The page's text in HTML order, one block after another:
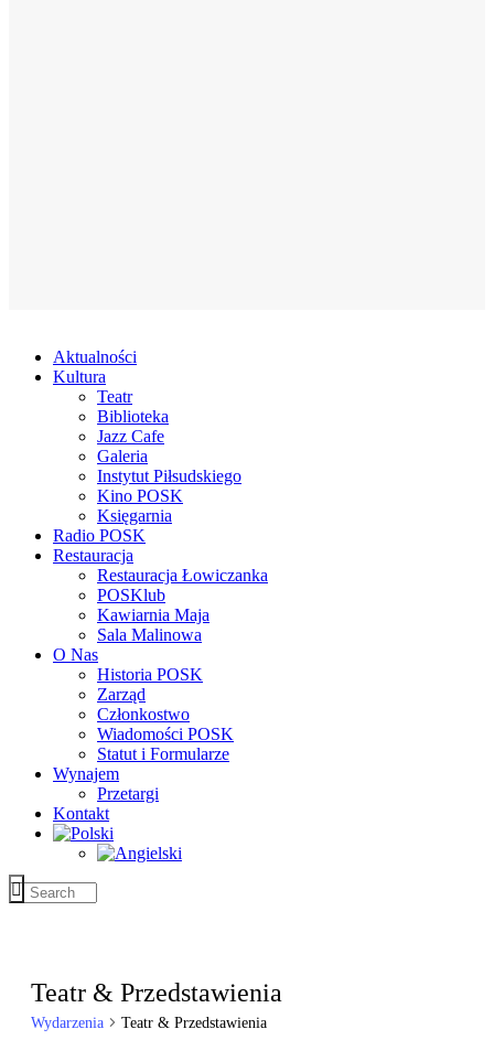
Aktualności
Kultura
Teatr
Biblioteka
Jazz Cafe
Galeria
Instytut Piłsudskiego
Kino POSK
Księgarnia
Radio POSK
Restauracja
Restauracja Łowiczanka
POSKlub
Kawiarnia Maja
Sala Malinowa
O Nas
Historia POSK
Zarząd
Członkostwo
Wiadomości POSK
Statut i Formularze
Wynajem
Przetargi
Kontakt
Teatr & Przedstawienia
Wydarzenia Teatr & Przedstawienia